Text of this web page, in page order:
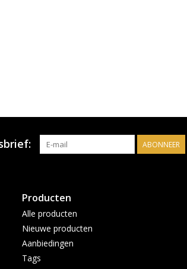
ABONNEER
Producten
Alle producten
Nieuwe producten
Aanbiedingen
Tags